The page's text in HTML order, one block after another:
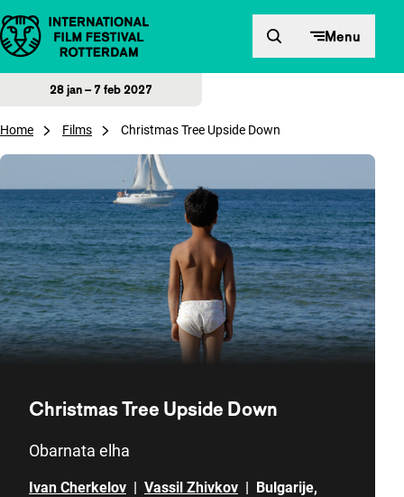
Direct naar inhoud Menu
28 jan – 7 feb 2027
Home Films Christmas Tree Upside Down
Christmas Tree Upside Down
Obarnata elha
Ivan Cherkelov | Vassil Zhivkov | Bulgarije,